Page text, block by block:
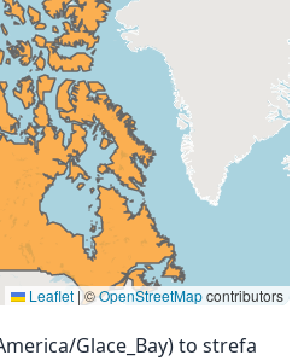
Leaflet |©OpenStreetMapcontributors
Glace_Bay) to strefa